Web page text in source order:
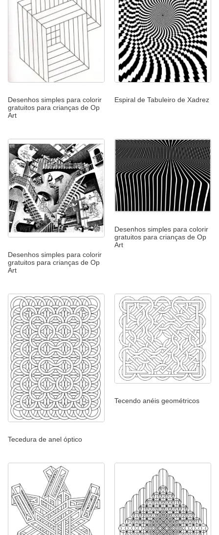
Desenhos simples para colorir
gratuitos para crianças de Op
Art
Espiral de Tabuleiro de Xadrez
Desenhos simples para colorir
gratuitos para crianças de Op
Art
Desenhos simples para colorir
gratuitos para crianças de Op
Art
Tecedura de anel óptico
Tecendo anéis geométricos